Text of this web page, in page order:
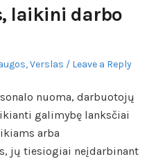
laikini darbo
,Verslas Leave a Reply
nuoma, darbuotojų
galimybę lanksčiai
arba
jų tiesiogiai neįdarbinant